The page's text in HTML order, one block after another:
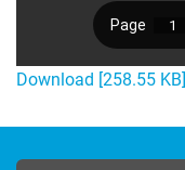
Download [258.55 KB]